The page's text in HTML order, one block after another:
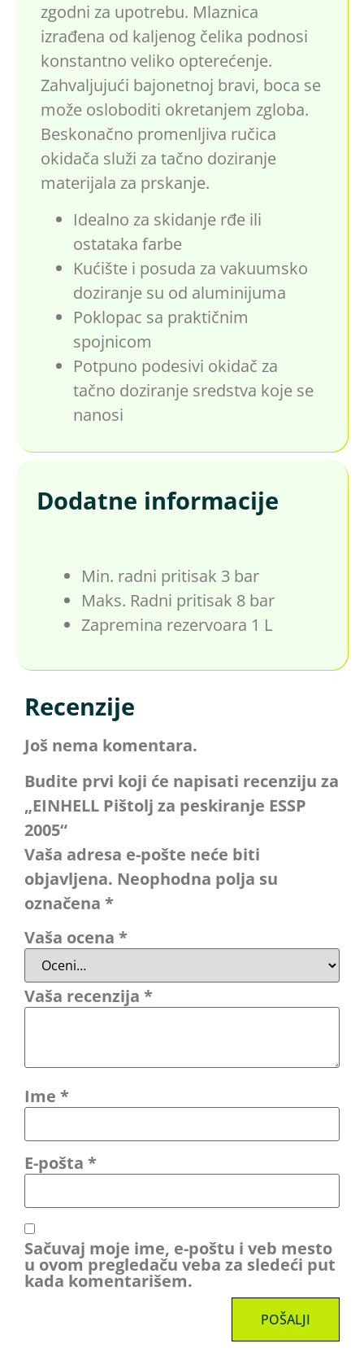
zgodni za upotrebu. Mlaznica
izrađena od kaljenog čelika podnosi
konstantno veliko opterećenje.
Zahvaljujući bajonetnoj bravi, boca se
može osloboditi okretanjem zgloba.
Beskonačno promenljiva ručica
okidača služi za tačno doziranje
materijala za prskanje.
Idealno za skidanje rđe ili
ostataka farbe
Kućište i posuda za vakuumsko
doziranje su od aluminijuma
Poklopac sa praktičnim
spojnicom
Potpuno podesivi okidač za
tačno doziranje sredstva koje se
nanosi
Dodatne informacije
Min. radni pritisak 3 bar
Maks. Radni pritisak 8 bar
Zapremina rezervoara 1 L
Recenzije
Još nema komentara.
Budite prvi koji će napisati recenziju za
„EINHELL Pištolj za peskiranje ESSP
2005“
Vaša adresa e-pošte neće biti
objavljena. Neophodna polja su
označena *
Vaša ocena *
Vaša recenzija *
Ime *
E-pošta *
Sačuvaj moje ime, e-poštu i veb mesto
u ovom pregledaču veba za sledeći put
kada komentarišem.